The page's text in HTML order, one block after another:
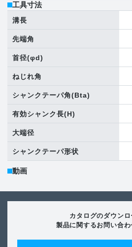
工具寸法
溝長
先端角
首径(φd)
ねじれ角
シャンクテーパ角(Bta)
有効シャンク長(H)
大端径
シャンクテーパ形状
動画
カタログのダウン
製品に関するお問い合わ